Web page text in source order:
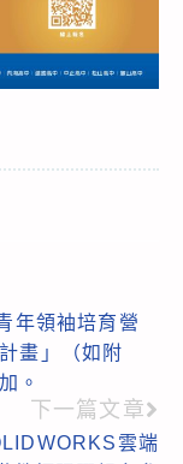
年領袖培育營
畫」（如附
。
下一篇文章
雲端